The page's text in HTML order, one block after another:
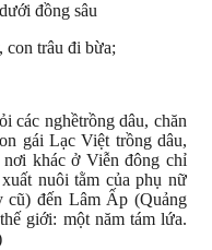
đồng sâu
con trâu đi bừa;
các nghềtrồng dâu, chăn
gái Lạc Việt trồng dâu,
khác ở Viễn đông chỉ
nuôi tằm của phụ nữ
cũ) đến Lâm Ấp (Quảng
giới: một năm tám lứa.